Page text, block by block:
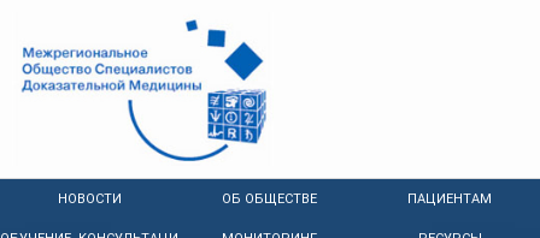
НОВОСТИ ОБ ОБЩЕСТВЕ ПАЦИЕНТАМ